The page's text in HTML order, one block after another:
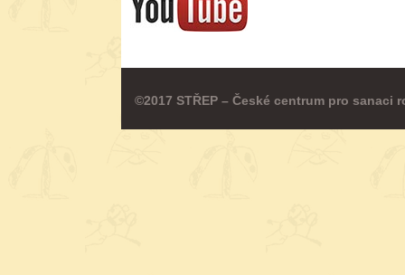
©2017 STŘEP – České centrum pro sanaci